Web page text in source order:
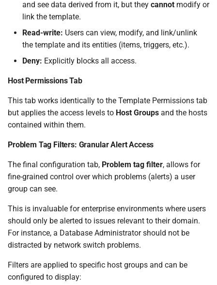
and see data derived from it, but they cannot modify or
link the template.
Read-write: Users can view, modify, and link/unlink
the template and its entities (items, triggers, etc.).
Deny: Explicitly blocks all access.
Host Permissions Tab
This tab works identically to the Template Permissions tab
but applies the access levels to Host Groups and the hosts
contained within them.
Problem Tag Filters: Granular Alert Access
The final configuration tab, Problem tag filter, allows for
fine-grained control over which problems (alerts) a user
group can see.
This is invaluable for enterprise environments where users
should only be alerted to issues relevant to their domain.
For instance, a Database Administrator should not be
distracted by network switch problems.
Filters are applied to specific host groups and can be
configured to display: